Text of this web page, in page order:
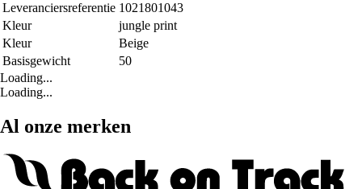
Leveranciersreferentie 1021801043
Kleur
jungle print
Kleur
Beige
Basisgewicht
50
Loading...
Loading...
Al onze merken